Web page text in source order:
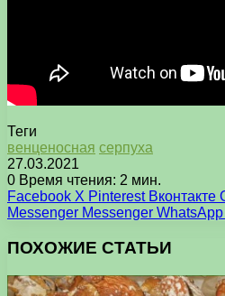
Теги
венценосная серпуха
27.03.2021
0 Время чтения: 2 мин.
Facebook X Pinterest Вконтакте
Messenger Messenger WhatsApp
ПОХОЖИЕ СТАТЬИ